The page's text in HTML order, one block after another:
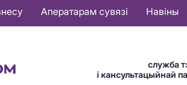
Аператарам сувязі Навіны
служба
і кансультацыйнай